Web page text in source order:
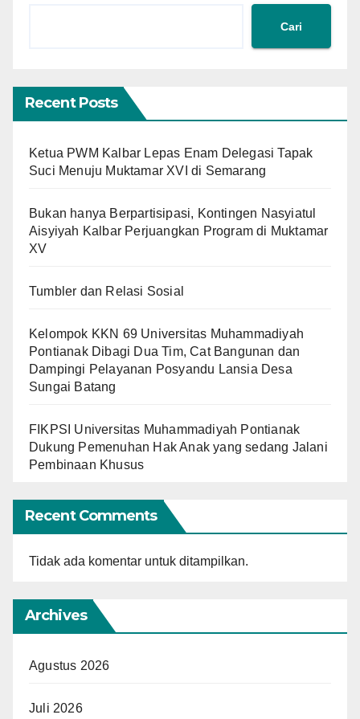
Cari
Recent Posts
Ketua PWM Kalbar Lepas Enam Delegasi Tapak
Suci Menuju Muktamar XVI di Semarang
Bukan hanya Berpartisipasi, Kontingen Nasyiatul
Aisyiyah Kalbar Perjuangkan Program di Muktamar
XV
Tumbler dan Relasi Sosial
Kelompok KKN 69 Universitas Muhammadiyah
Pontianak Dibagi Dua Tim, Cat Bangunan dan
Dampingi Pelayanan Posyandu Lansia Desa
Sungai Batang
FIKPSI Universitas Muhammadiyah Pontianak
Dukung Pemenuhan Hak Anak yang sedang Jalani
Pembinaan Khusus
Recent Comments
Tidak ada komentar untuk ditampilkan.
Archives
Agustus 2026
Juli 2026